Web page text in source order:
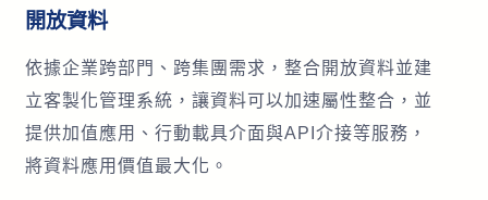
開放資料
依據企業跨部門、跨集團需求，整合開放資料並建
立客製化管理系統，讓資料可以加速屬性整合，並
提供加值應用、行動載具介面與API介接等服務，
將資料應用價值最大化。